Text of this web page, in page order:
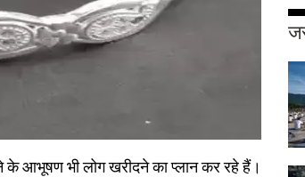
आभूषण भी लोग खरीदने का प्लान कर रहे हैं।